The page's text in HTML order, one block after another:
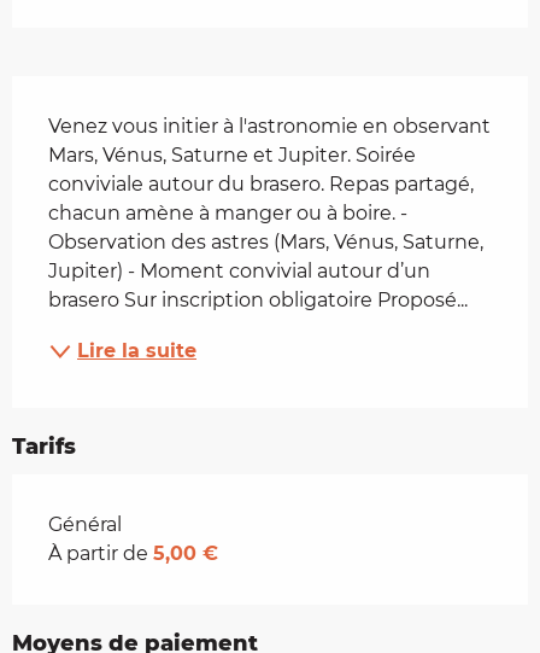
Venez vous initier à l'astronomie en observant
Mars, Vénus, Saturne et Jupiter. Soirée
conviviale autour du brasero. Repas partagé,
chacun amène à manger ou à boire. -
Observation des astres (Mars, Vénus, Saturne,
Jupiter) - Moment convivial autour d’un
brasero Sur inscription obligatoire Proposé...
Lire la suite
Tarifs
Tarifs 2026
Général
À partir de 5,00 €
Moyens de paiement